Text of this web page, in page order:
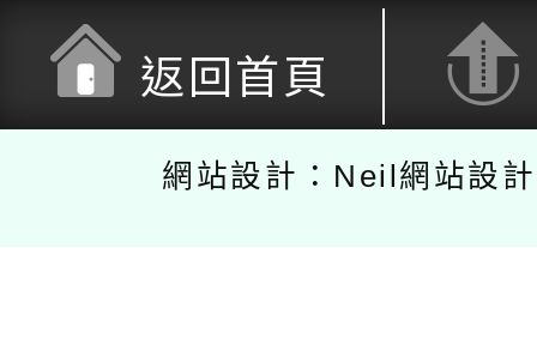
返回首頁
網站設計：Neil網站設